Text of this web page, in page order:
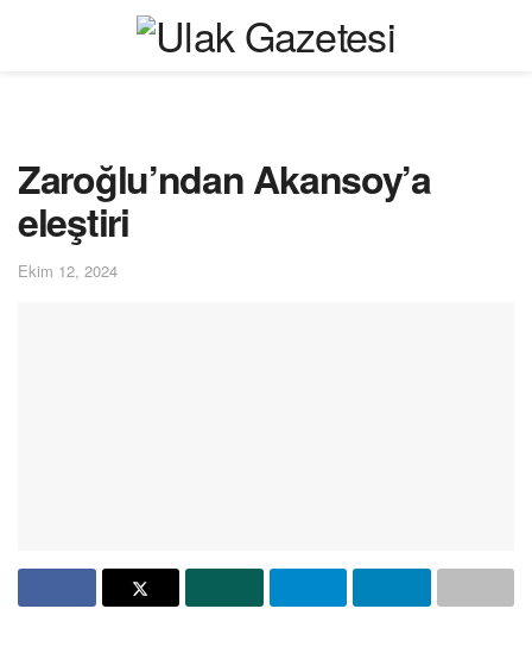
Zaroğlu’ndan Akansoy’a
eleştiri
Ekim 12, 2024